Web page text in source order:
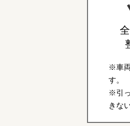
※車
す。
※引
きな